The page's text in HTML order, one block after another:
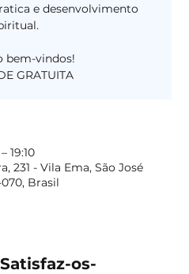
e desenvolvimento
bem-vindos!
ATIVIDADE GRATUITA
19:10
231 - Vila Ema, São José
Brasil
os-